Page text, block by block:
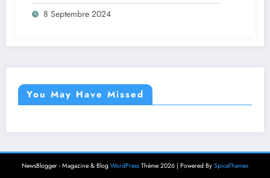
2024
8 Septembre 2024
You May Have Missed
NewsBlogger - Magazine & Blog WordPress Thème 2026 | Powered By SpiceThemes